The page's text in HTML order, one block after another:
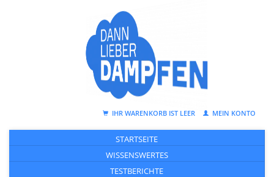
IHR WARENKORB IST LEER MEIN KONTO
STARTSEITE
WISSENSWERTES
TESTBERICHTE